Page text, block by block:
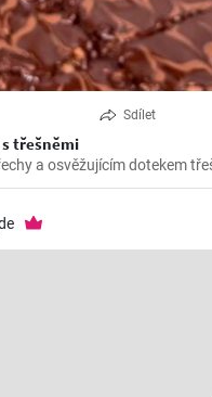
Sdílet
třešněmi
a osvěžujícím dotekem